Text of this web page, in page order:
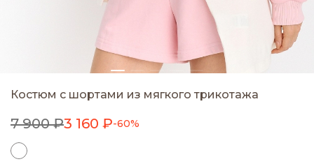
Костюм с шортами из мягкого трикотажа
7 900 ₽3 160 ₽-60%